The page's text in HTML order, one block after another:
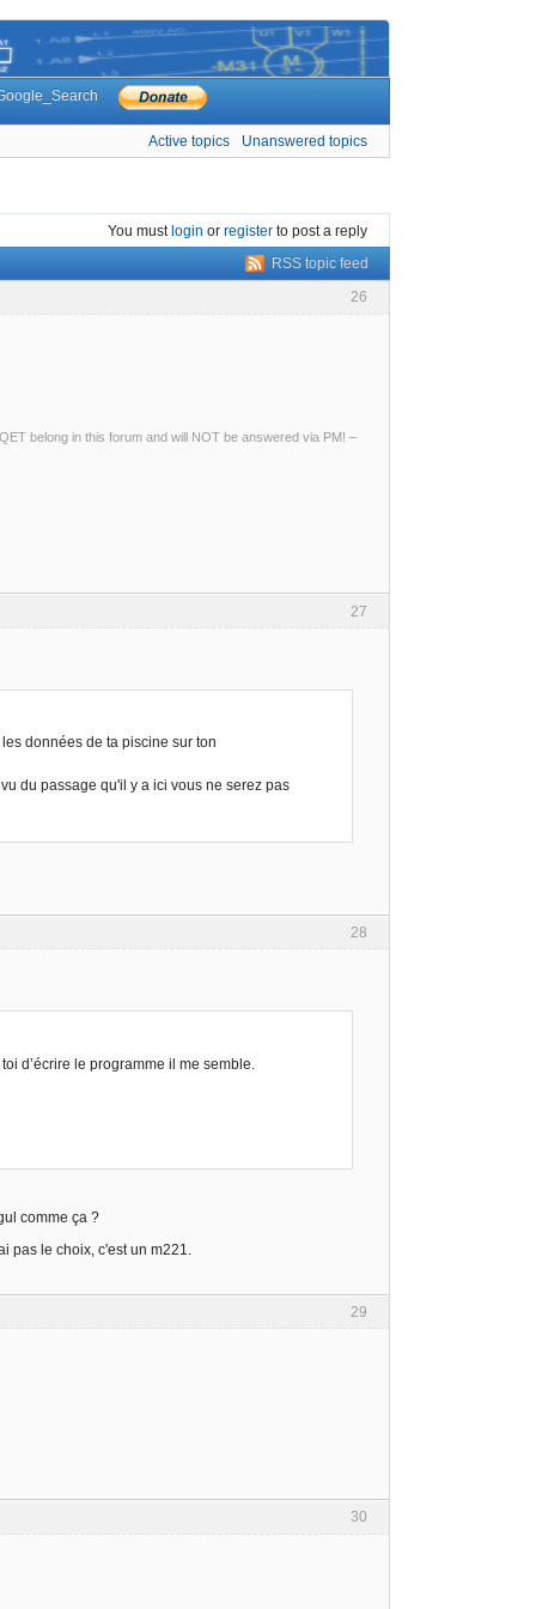
Active topics Unanswered topics
You mustlogin or register to post a reply
RSS topic feed
26
belong in this forum and will NOT be answered via PM! –
27
données de ta piscine sur ton
du passage qu'il y a ici vous ne serez pas
28
d’écrire le programme il me semble.
comme ça ?
le choix, c'est un m221.
29
30